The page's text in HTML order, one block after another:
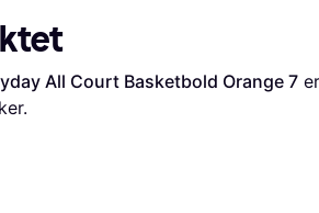
All Court Basketbold Orange 7 er